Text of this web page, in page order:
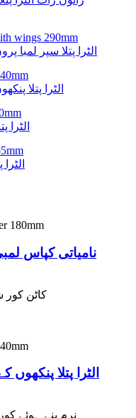
الٹرا پتلا سپر لمبا پروں کے
الٹرا پتلا پنکھوں کے
الٹرا پتلا
الٹرا
نامیاتی کپاس لمبی لائنر
100٪ کاٹن
الٹرا پتلا پنکھوں کے ساتھ
نرم بنے ہوئے